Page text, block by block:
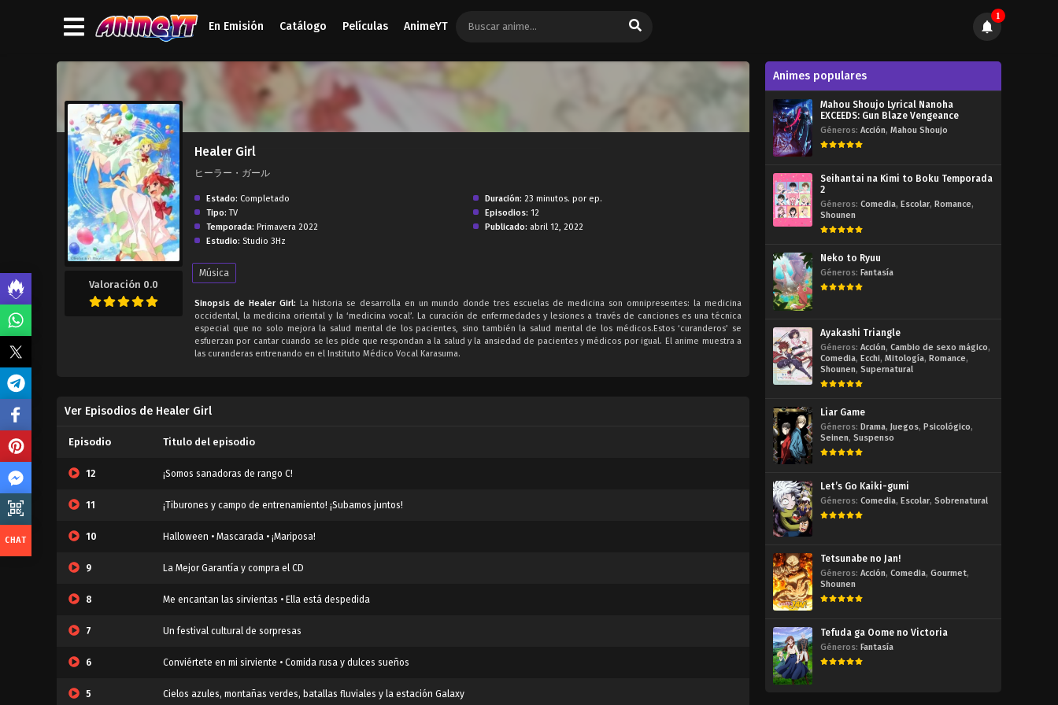
En Emisión Catálogo Películas AnimeYT
1
Valoración 0.0
Healer Girl
ヒーラー・ガール
Estado: Completado
Tipo: TV
Temporada: Primavera 2022
Estudio: Studio 3Hz
Duración: 23 minutos. por ep.
Episodios: 12
Publicado: abril 12, 2022
Música
Sinopsis de Healer Girl: La historia se desarrolla en un mundo donde tres escuelas de medicina son omnipresentes: la medicina
occidental, la medicina oriental y la ‘medicina vocal’. La curación de enfermedades y lesiones a través de canciones es una técnica
especial que no solo mejora la salud mental de los pacientes, sino también la salud mental de los médicos.Estos ‘curanderos’ se
esfuerzan por cantar cuando se les pide que respondan a la salud y la ansiedad de pacientes y médicos por igual. El anime muestra a
las curanderas entrenando en el Instituto Médico Vocal Karasuma.
Ver Episodios de Healer Girl
Episodio Titulo del episodio
12 ¡Somos sanadoras de rango C!
11 ¡Tiburones y campo de entrenamiento! ¡Subamos juntos!
10 Halloween • Mascarada • ¡Mariposa!
9 La Mejor Garantía y compra el CD
8 Me encantan las sirvientas • Ella está despedida
7 Un festival cultural de sorpresas
6 Conviértete en mi sirviente • Comida rusa y dulces sueños
5 Cielos azules, montañas verdes, batallas fluviales y la estación Galaxy
Animes populares
Mahou Shoujo Lyrical Nanoha
EXCEEDS: Gun Blaze Vengeance
Géneros: Acción, Mahou Shoujo
Seihantai na Kimi to Boku Temporada
2
Géneros: Comedia, Escolar, Romance,
Shounen
Neko to Ryuu
Géneros: Fantasía
Ayakashi Triangle
Géneros: Acción, Cambio de sexo mágico,
Comedia, Ecchi, Mitología, Romance,
Shounen, Supernatural
Liar Game
Géneros: Drama, Juegos, Psicológico,
Seinen, Suspenso
Let’s Go Kaiki-gumi
Géneros: Comedia, Escolar, Sobrenatural
Tetsunabe no Jan!
Géneros: Acción, Comedia, Gourmet,
Shounen
Tefuda ga Oome no Victoria
Géneros: Fantasía